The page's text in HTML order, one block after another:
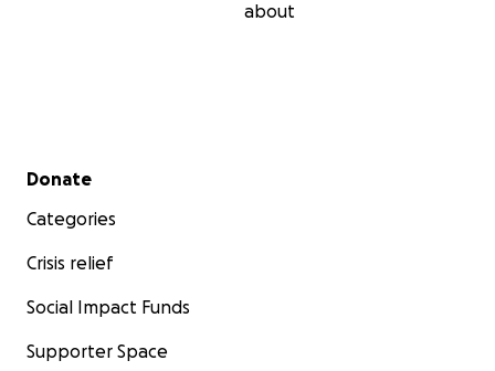
about
Secondary menu
Donate
Categories
Crisis relief
Social Impact Funds
Supporter Space